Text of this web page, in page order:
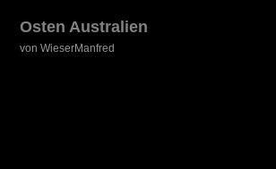
Osten Australien
von WieserManfred